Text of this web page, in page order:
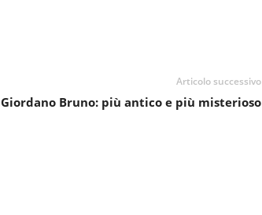
Articolo successivo
Giordano Bruno: più antico e più misterioso